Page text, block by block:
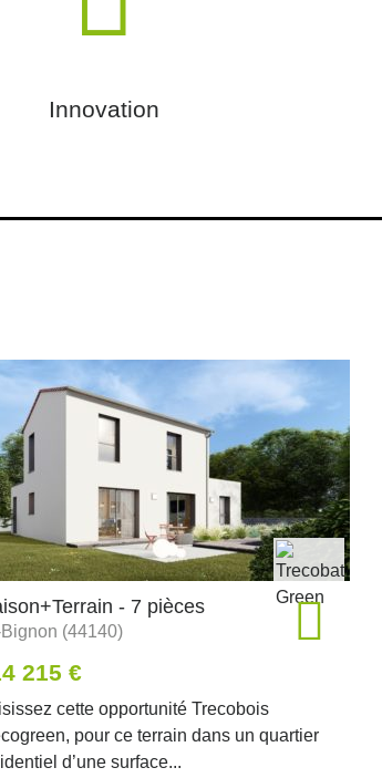
Innovation
- 7 pièces
Bignon (44140)
215 €
cette opportunité Trecobois
pour ce terrain dans un quartier
d’une surface...